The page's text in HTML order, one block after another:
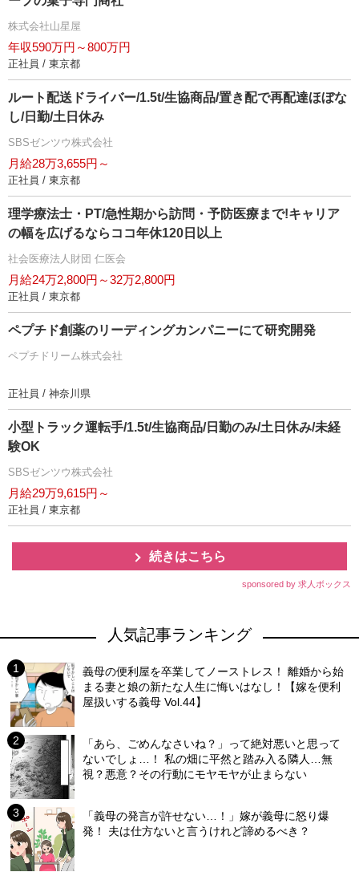
株式会社山星屋
年収590万円～800万円
正社員 / 東京都
ルート配送ドライバー/1.5t/生協商品/置き配で再配達ほぼな
し/日勤/土日休み
SBSゼンツウ株式会社
月給28万3,655円～
正社員 / 東京都
理学療法士・PT/急性期から訪問・予防医療まで!キャリア
の幅を広げるならココ年休120日以上
社会医療法人財団 仁医会
月給24万2,800円～32万2,800円
正社員 / 東京都
ペプチド創薬のリーディングカンパニーにて研究開発
ペプチドリーム株式会社
正社員 / 神奈川県
小型トラック運転手/1.5t/生協商品/日勤のみ/土日休み/未経
験OK
SBSゼンツウ株式会社
月給29万9,615円～
正社員 / 東京都
続きはこちら
sponsored by 求人ボックス
人気記事ランキング
義母の便利屋を卒業してノーストレス！ 離婚から始
まる妻と娘の新たな人生に悔いはなし！【嫁を便利
屋扱いする義母 Vol.44】
「あら、ごめんなさいね？」って絶対悪いと思って
ないでしょ…！ 私の畑に平然と踏み入る隣人…無
視？悪意？その行動にモヤモヤが止まらない
「義母の発言が許せない…！」嫁が義母に怒り爆
発！ 夫は仕方ないと言うけれど諦めるべき？